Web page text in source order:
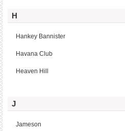
H
Hankey Bannister
Havana Club
Heaven Hill
J
Jameson